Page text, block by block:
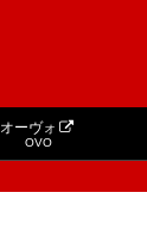
オーヴォ
OVO